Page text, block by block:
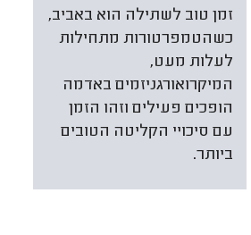
זמן טוב לשתילה הוא באביב,
כשהטמפרטורות מתחילות
לעלות מעט,
המיקרואורגניזמים באדמה
הופכים פעילים וזהו הזמן
עם סיכויי הקליטה הטובים
ביותר.